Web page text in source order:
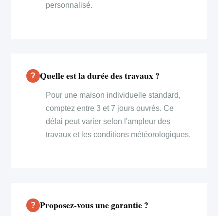
personnalisé.
Quelle est la durée des travaux ?
Pour une maison individuelle standard,
comptez entre 3 et 7 jours ouvrés. Ce
délai peut varier selon l'ampleur des
travaux et les conditions météorologiques.
Proposez-vous une garantie ?